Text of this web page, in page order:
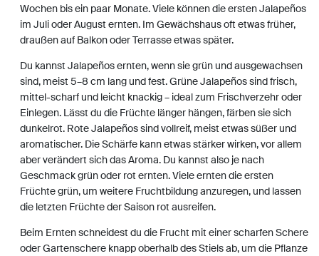
Wochen bis ein paar Monate. Viele können die ersten Jalapeños
im Juli oder August ernten. Im Gewächshaus oft etwas früher,
draußen auf Balkon oder Terrasse etwas später.
Du kannst Jalapeños ernten, wenn sie grün und ausgewachsen
sind, meist 5–8 cm lang und fest. Grüne Jalapeños sind frisch,
mittel-scharf und leicht knackig – ideal zum Frischverzehr oder
Einlegen. Lässt du die Früchte länger hängen, färben sie sich
dunkelrot. Rote Jalapeños sind vollreif, meist etwas süßer und
aromatischer. Die Schärfe kann etwas stärker wirken, vor allem
aber verändert sich das Aroma. Du kannst also je nach
Geschmack grün oder rot ernten. Viele ernten die ersten
Früchte grün, um weitere Fruchtbildung anzuregen, und lassen
die letzten Früchte der Saison rot ausreifen.
Beim Ernten schneidest du die Frucht mit einer scharfen Schere
oder Gartenschere knapp oberhalb des Stiels ab, um die Pflanze